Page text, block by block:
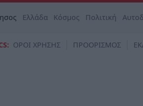
Ελλάδα Κόσμος Πολιτική
ΟΡΟΙ ΧΡΗΣΗΣ ΠΡΟΟΡΙΣΜΟΣ